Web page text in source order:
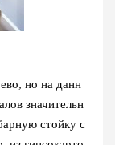
но на данн
значительн
стойку с